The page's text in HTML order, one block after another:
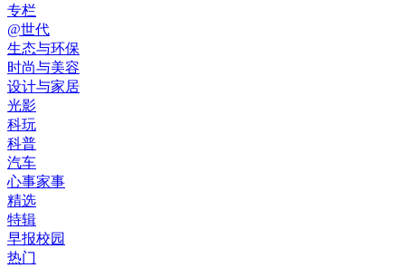
专栏
@世代
生态与环保
时尚与美容
设计与家居
光影
科玩
科普
汽车
心事家事
精选
特辑
早报校园
热门